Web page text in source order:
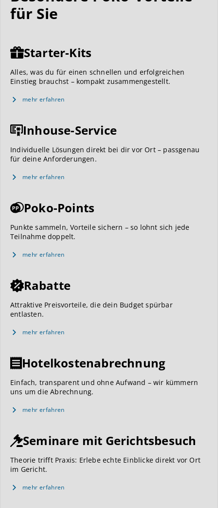
für Sie
Starter-Kits
Alles, was du für einen schnellen und erfolgreichen
Einstieg brauchst – kompakt zusammengestellt.
mehr erfahren
Inhouse-Service
Individuelle Lösungen direkt bei dir vor Ort – passgenau
für deine Anforderungen.
mehr erfahren
Poko-Points
Punkte sammeln, Vorteile sichern – so lohnt sich jede
Teilnahme doppelt.
mehr erfahren
Rabatte
Attraktive Preisvorteile, die dein Budget spürbar
entlasten.
mehr erfahren
Hotelkostenabrechnung
Einfach, transparent und ohne Aufwand – wir kümmern
uns um die Abrechnung.
mehr erfahren
Seminare mit Gerichtsbesuch
Theorie trifft Praxis: Erlebe echte Einblicke direkt vor Ort
im Gericht.
mehr erfahren